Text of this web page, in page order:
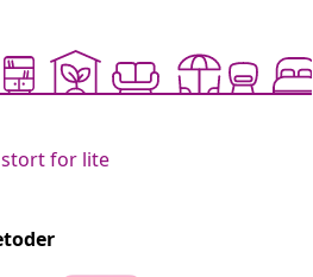
stort for lite